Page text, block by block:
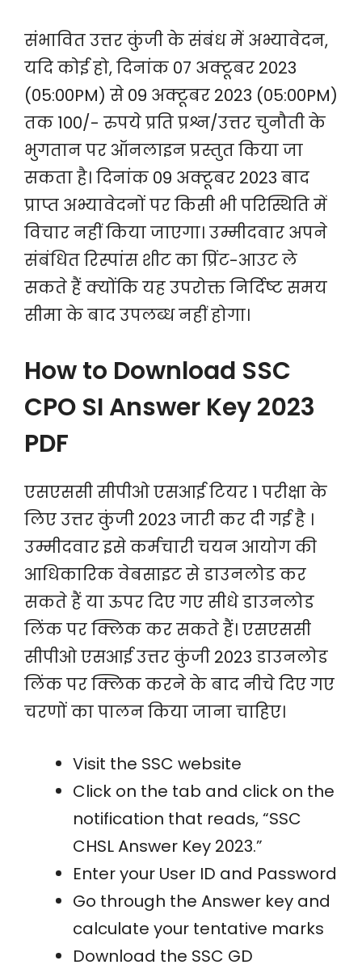
संभावित उत्तर कुंजी के संबंध में अभ्यावेदन,
यदि कोई हो, दिनांक 07 अक्टूबर 2023
(05:00PM) से 09 अक्टूबर 2023 (05:00PM)
तक 100/- रुपये प्रति प्रश्न/उत्तर चुनौती के
भुगतान पर ऑनलाइन प्रस्तुत किया जा
सकता है। दिनांक 09 अक्टूबर 2023 बाद
प्राप्त अभ्यावेदनों पर किसी भी परिस्थिति में
विचार नहीं किया जाएगा। उम्मीदवार अपने
संबंधित रिस्पांस शीट का प्रिंट-आउट ले
सकते हैं क्योंकि यह उपरोक्त निर्दिष्ट समय
सीमा के बाद उपलब्ध नहीं होगा।
How to Download SSC
CPO SI Answer Key 2023
PDF
एसएससी सीपीओ एसआई टियर 1 परीक्षा के
लिए उत्तर कुंजी 2023 जारी कर दी गई है ।
उम्मीदवार इसे कर्मचारी चयन आयोग की
आधिकारिक वेबसाइट से डाउनलोड कर
सकते हैं या ऊपर दिए गए सीधे डाउनलोड
लिंक पर क्लिक कर सकते हैं। एसएससी
सीपीओ एसआई उत्तर कुंजी 2023 डाउनलोड
लिंक पर क्लिक करने के बाद नीचे दिए गए
चरणों का पालन किया जाना चाहिए।
Visit the SSC website
Click on the tab and click on the
notification that reads, “SSC
CHSL Answer Key 2023.”
Enter your User ID and Password
Go through the Answer key and
calculate your tentative marks
Download the SSC GD